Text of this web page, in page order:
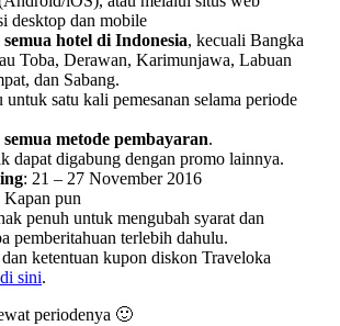
desktop dan mobile
semua hotel di Indonesia, kecuali Bangka
Toba, Derawan, Karimunjawa, Labuan
dan Sabang.
satu kali pemesanan selama periode
semua metode pembayaran.
dapat digabung dengan promo lainnya.
: 21 – 27 November 2016
Kapan pun
penuh untuk mengubah syarat dan
pemberitahuan terlebih dahulu.
ketentuan kupon diskon Traveloka
di sini.
periodenya 🙂